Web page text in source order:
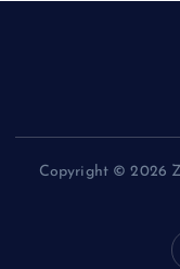
Copyright © 2026